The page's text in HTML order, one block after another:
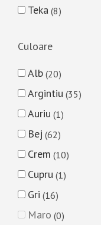
Teka 8
Culoare
Alb 20
Argintiu 35
Auriu 1
Bej 62
Crem 10
Cupru 1
Gri 16
Maro 0